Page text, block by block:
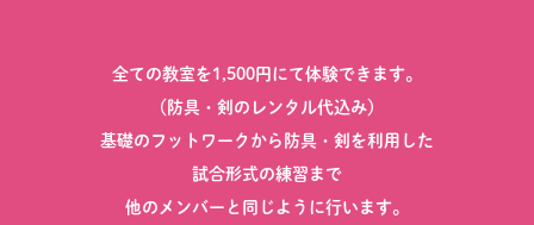
全ての教室を1,500円にて体験できます。
（防具・剣のレンタル代込み）
基礎のフットワークから防具・剣を利用した
試合形式の練習まで
他のメンバーと同じように行います。